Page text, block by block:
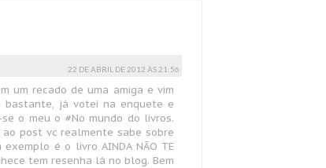
22 DE ABRIL DE 2012 ÀS 21:56
um recado de uma amiga e vim
bastante, já votei na enquete e
o meu o #No mundo do livros.
post vc realmente sabe sobre
é o livro AINDA NÃO TE
tem resenha lá no blog. Bem